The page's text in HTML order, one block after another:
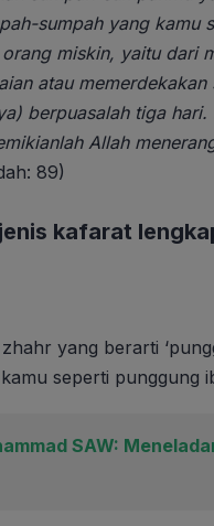
sumpah yang
miskin, yaitu dari
atau
berpuasalah tiga
Allah
89)
kafarat
yang berarti
seperti punggung
SAW: